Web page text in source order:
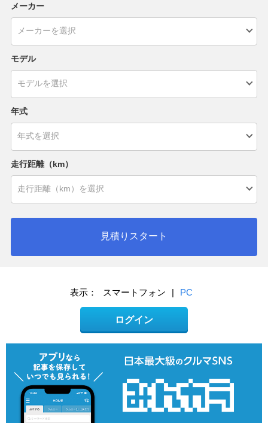
メーカー
モデル
年式
走行距離（km）
見積りスタート
表示： スマートフォン | PC
ログイン